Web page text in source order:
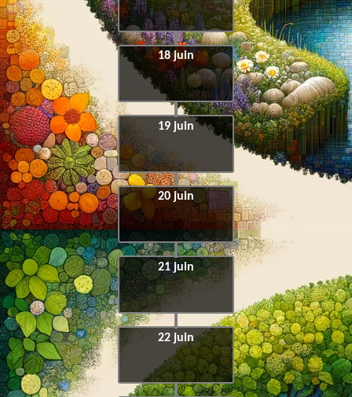
18 juin
19 juin
20 juin
21 juin
22 juin